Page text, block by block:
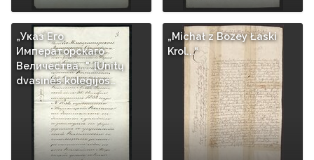
„Указ Его
Императорскаго
Величества...". [Unitų
dvasinės kolegijos…
„Michał z Bozey Łaski
Krol...“